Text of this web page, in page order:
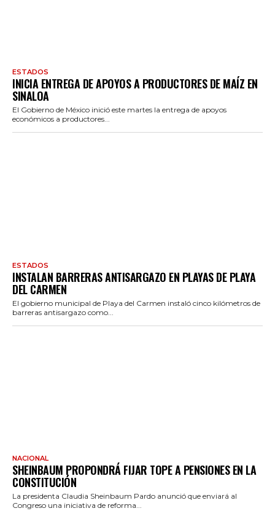
ESTADOS
INICIA ENTREGA DE APOYOS A PRODUCTORES DE MAÍZ EN
SINALOA
El Gobierno de México inició este martes la entrega de apoyos
económicos a productores...
ESTADOS
INSTALAN BARRERAS ANTISARGAZO EN PLAYAS DE PLAYA
DEL CARMEN
El gobierno municipal de Playa del Carmen instaló cinco kilómetros de
barreras antisargazo como...
NACIONAL
SHEINBAUM PROPONDRÁ FIJAR TOPE A PENSIONES EN LA
CONSTITUCIÓN
La presidenta Claudia Sheinbaum Pardo anunció que enviará al
Congreso una iniciativa de reforma...